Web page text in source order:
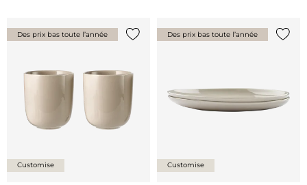
Des prix bas toute l’année
Customise
Des prix bas toute l’année
Customise